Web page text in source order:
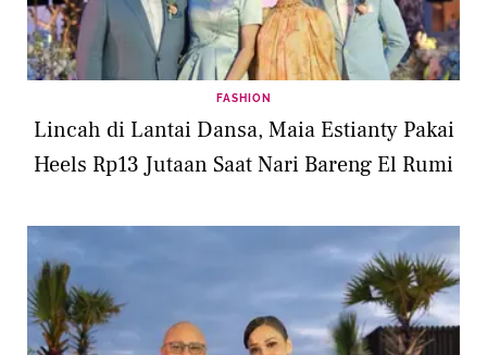
FASHION
Lincah di Lantai Dansa, Maia Estianty Pakai
Heels Rp13 Jutaan Saat Nari Bareng El Rumi